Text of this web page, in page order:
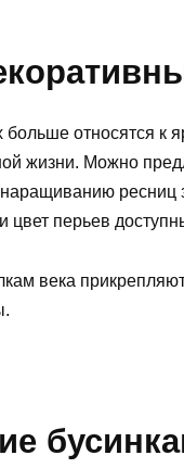
относятся к
жизни. Можно
наращиванию
цвет перьев
века